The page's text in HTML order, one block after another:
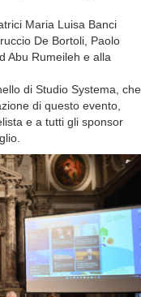
Maria Luisa Banci
De Bortoli, Paolo
Abu Rumeileh e alla
di Studio Systema, che
di questo evento,
e a tutti gli sponsor